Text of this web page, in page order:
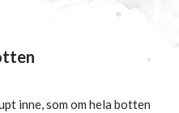
inne, som om hela botten